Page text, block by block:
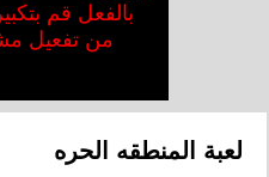
بالفعل قم
من تفعيل
لعبة المنطقه الحره